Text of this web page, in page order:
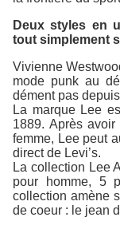
Deux styles en
tout simplement
Vivienne
mode punk au
dément pas
La marque Lee
1889. Après
femme, Lee peut
direct de Levi’s.
La collection Lee
pour homme, 5
collection amène
de coeur : le jean